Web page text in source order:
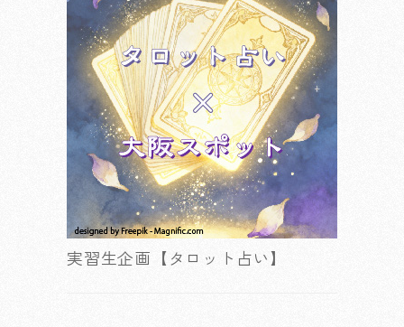
実習生企画【タロット占い】